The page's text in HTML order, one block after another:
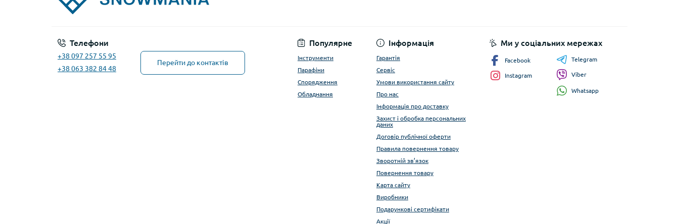
Телефони
+38 097 257 55 95
+38 063 382 84 48
Перейти до контактів
Популярне
Інструменти
Парафіни
Спорядження
Обладнання
Інформація
Гарантія
Сервіс
Умови використання сайту
Про нас
Інформація про доставку
Захист і обробка персональних
даних
Договір публічної оферти
Правила повернення товару
Зворотній зв’язок
Повернення товару
Карта сайту
Виробники
Подарункові сертифікати
Акції
Ми у соціальних мережах
Facebook
Instagram
Telegram
Viber
Whatsapp